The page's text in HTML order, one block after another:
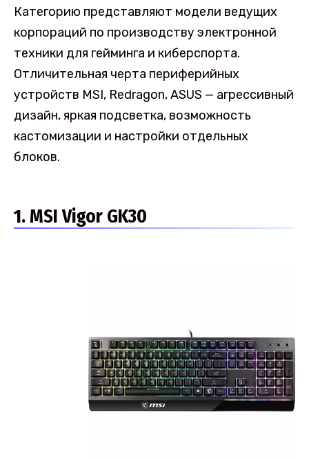
Категорию представляют модели ведущих
корпораций по производству электронной
техники для гейминга и киберспорта.
Отличительная черта периферийных
устройств MSI, Redragon, ASUS — агрессивный
дизайн, яркая подсветка, возможность
кастомизации и настройки отдельных
блоков.
1. MSI Vigor GK30